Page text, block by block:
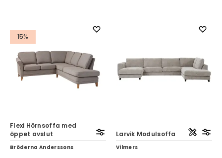
15%
Flexi Hörnsoffa med
öppet avslut
Bröderna Anderssons
Larvik Modulsoffa
Vilmers